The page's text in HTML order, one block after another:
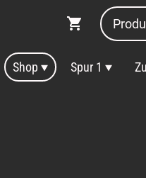
Shop Spur 1